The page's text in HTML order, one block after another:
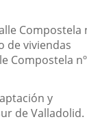
Compostela
de viviendas
Compostela nº
y
de Valladolid.